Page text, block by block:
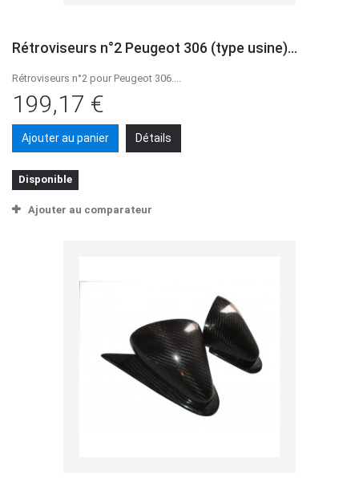
Rétroviseurs n°2 Peugeot 306 (type usine)...
Rétroviseurs n°2 pour Peugeot 306....
199,17 €
Ajouter au panier Détails
Disponible
Ajouter au comparateur